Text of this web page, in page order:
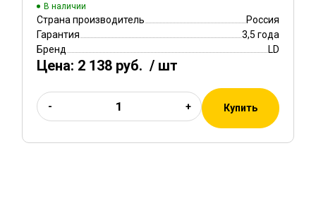
В наличии
Страна производитель
Россия
Гарантия
3,5 года
Бренд
LD
Цена: 2 138 руб. / шт
- + Купить